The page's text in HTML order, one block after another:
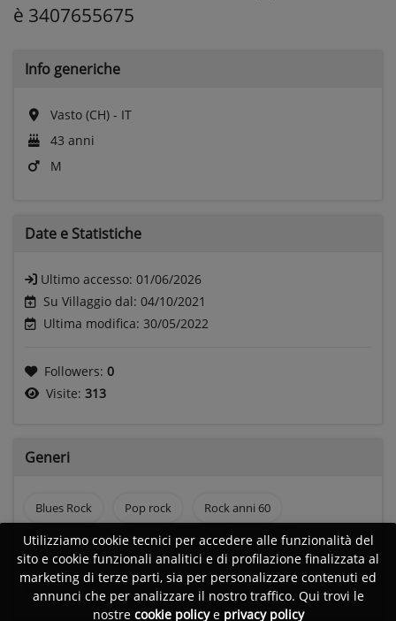
è 3407655675
Info generiche
Vasto (CH) - IT
43 anni
M
Date e Statistiche
Ultimo accesso: 01/06/2026
Su Villaggio dal: 04/10/2021
Ultima modifica: 30/05/2022
Followers: 0
Visite: 313
Generi
Blues Rock Pop rock Rock anni 60
Rock anni 70 Rock anni 80 Rock anni 90
Musica leggera
Utilizziamo cookie tecnici per accedere alle funzionalità del
sito e cookie funzionali analitici e di profilazione finalizzata al
marketing di terze parti, sia per personalizzare contenuti ed
annunci che per analizzare il nostro traffico. Qui trovi le
nostre cookie policye privacy policy